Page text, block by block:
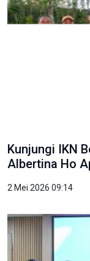
Kunjungi IKN
Albertina Ho
2 Mei 2026 09:14